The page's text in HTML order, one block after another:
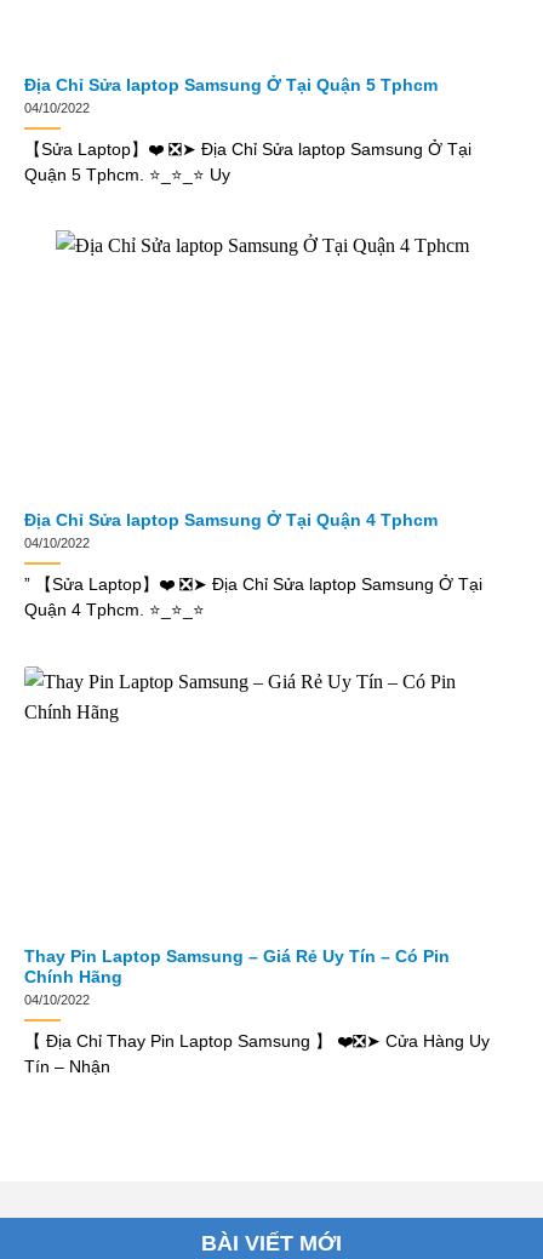
Địa Chỉ Sửa laptop Samsung Ở Tại Quận 5 Tphcm
04/10/2022
【Sửa Laptop】❤️ ❎➤ Địa Chỉ Sửa laptop Samsung Ở Tại
Quận 5 Tphcm. ⭐_⭐_⭐ Uy
Địa Chỉ Sửa laptop Samsung Ở Tại Quận 4 Tphcm
04/10/2022
” 【Sửa Laptop】❤️ ❎➤ Địa Chỉ Sửa laptop Samsung Ở Tại
Quận 4 Tphcm. ⭐_⭐_⭐
Thay Pin Laptop Samsung – Giá Rẻ Uy Tín – Có Pin
Chính Hãng
04/10/2022
【 Địa Chỉ Thay Pin Laptop Samsung 】 ❤️❎➤ Cửa Hàng Uy
Tín – Nhận
BÀI VIẾT MỚI